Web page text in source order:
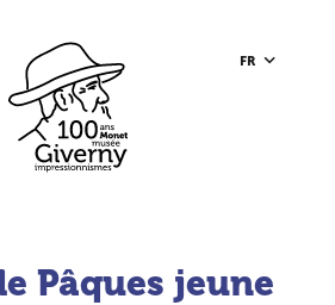
FR
Accueil du site
Pâques jeune